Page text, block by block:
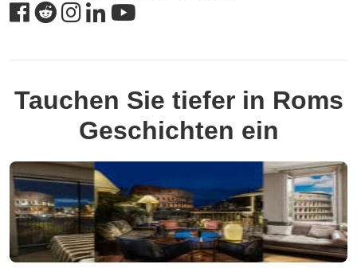
Tauchen Sie tiefer in Roms
Geschichten ein